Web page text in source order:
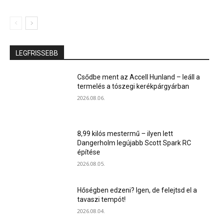
LEGFRISSEBB
Csődbe ment az Accell Hunland – leáll a
termelés a tószegi kerékpárgyárban
2026.08.06.
8,99 kilós mestermű – ilyen lett
Dangerholm legújabb Scott Spark RC
építése
2026.08.05.
Hőségben edzeni? Igen, de felejtsd el a
tavaszi tempót!
2026.08.04.